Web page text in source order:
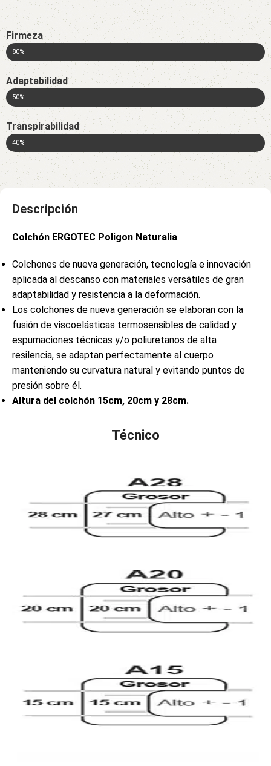
Firmeza
80%
Adaptabilidad
50%
Transpirabilidad
40%
Descripción
Colchón ERGOTEC Poligon Naturalia
Colchones de nueva generación, tecnología e innovación
aplicada al descanso con materiales versátiles de gran
adaptabilidad y resistencia a la deformación.
Los colchones de nueva generación se elaboran con la
fusión de viscoelásticas termosensibles de calidad y
espumaciones técnicas y/o poliuretanos de alta
resilencia, se adaptan perfectamente al cuerpo
manteniendo su curvatura natural y evitando puntos de
presión sobre él.
Altura del colchón 15cm, 20cm y 28cm.
Técnico